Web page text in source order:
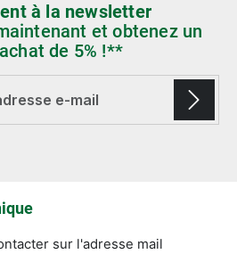
à la newsletter
et obtenez un
de 5% !**
sur l'adresse mail